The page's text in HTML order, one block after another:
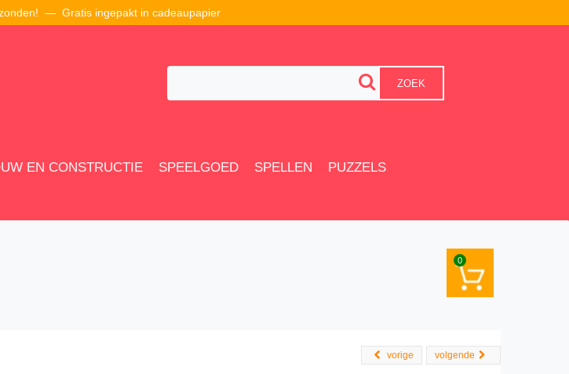
— Gratis ingepakt in cadeaupapier
ZOEK
EN CONSTRUCTIE SPEELGOED SPELLEN PUZZELS
0
volgende
vorige